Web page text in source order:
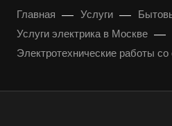
Главная — Услуги —
Услуги электрика в Москве —
Электротехнические работы